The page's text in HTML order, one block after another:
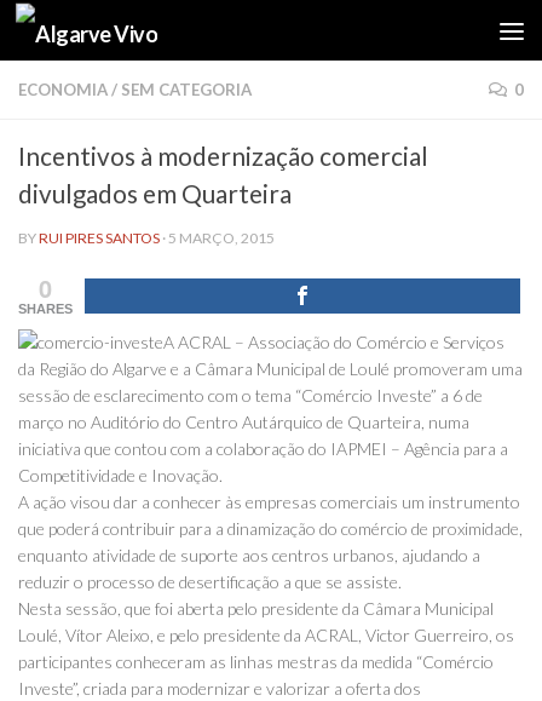
Skip to content
ECONOMIA/ SEM CATEGORIA 0
Incentivos à modernização comercial
divulgados em Quarteira
BYRUI PIRES SANTOS · 5 MARÇO, 2015
0
SHARES
A ACRAL – Associação do Comércio e Serviços
da Região do Algarve e a Câmara Municipal de Loulé promoveram uma
sessão de esclarecimento com o tema “Comércio Investe” a 6 de
março no Auditório do Centro Autárquico de Quarteira, numa
iniciativa que contou com a colaboração do IAPMEI – Agência para a
Competitividade e Inovação.
A ação visou dar a conhecer às empresas comerciais um instrumento
que poderá contribuir para a dinamização do comércio de proximidade,
enquanto atividade de suporte aos centros urbanos, ajudando a
reduzir o processo de desertificação a que se assiste.
Nesta sessão, que foi aberta pelo presidente da Câmara Municipal
Loulé, Vítor Aleixo, e pelo presidente da ACRAL, Victor Guerreiro, os
participantes conheceram as linhas mestras da medida “Comércio
Investe”, criada para modernizar e valorizar a oferta dos